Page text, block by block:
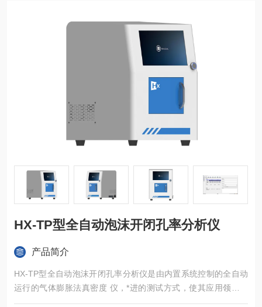
HX-TP型全自动泡沫开闭孔率分析仪
产品简介
HX-TP型全自动泡沫开闭孔率分析仪是由内置系统控制的全自动
运行的气体膨胀法真密度 仪，*进的测试方式，使其应用领域较
同类仪器更广，能准确测定粉体、块状固体、浆状物质、泡沫等